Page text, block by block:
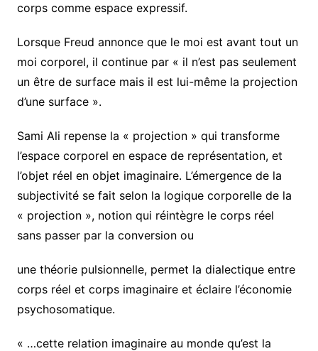
corps comme espace expressif.
Lorsque Freud annonce que le moi est avant tout un
moi corporel, il continue par « il n’est pas seulement
un être de surface mais il est lui-même la projection
d’une surface ».
Sami Ali repense la « projection » qui transforme
l’espace corporel en espace de représentation, et
l’objet réel en objet imaginaire. L’émergence de la
subjectivité se fait selon la logique corporelle de la
« projection », notion qui réintègre le corps réel
sans passer par la conversion ou
une théorie pulsionnelle, permet la dialectique entre
corps réel et corps imaginaire et éclaire l’économie
psychosomatique.
« …cette relation imaginaire au monde qu’est la